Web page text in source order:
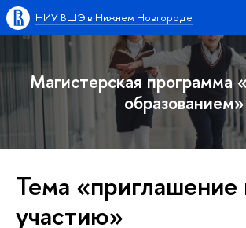
НИУ ВШЭ в Нижнем Новгороде
Магистерская программа
образованием»
Тема «приглашение
участию»